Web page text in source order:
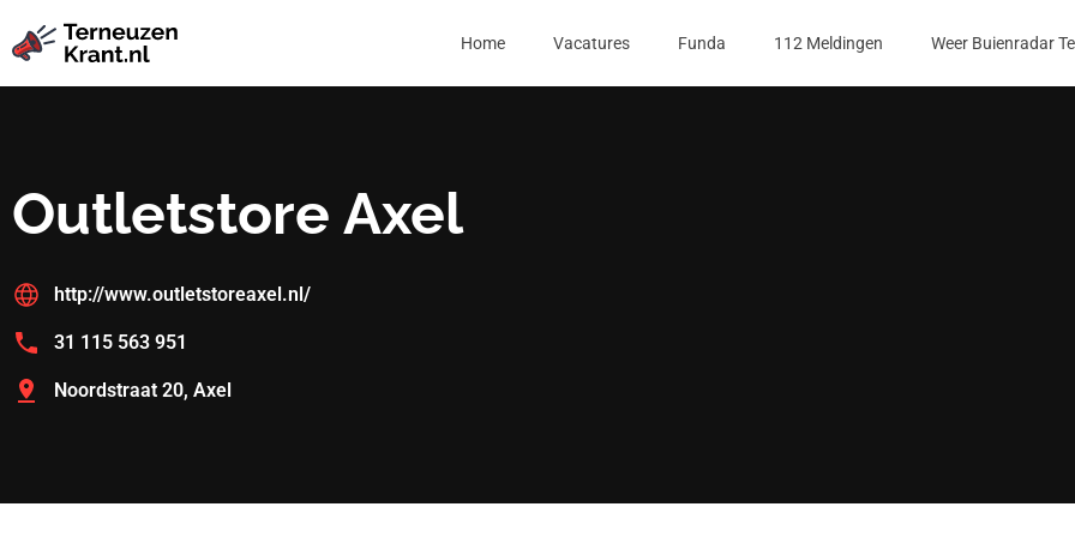
Home Vacatures Funda 112 Meldingen Weer Buienradar
Outletstore Axel
http://www.outletstoreaxel.nl/
31 115 563 951
Noordstraat 20, Axel